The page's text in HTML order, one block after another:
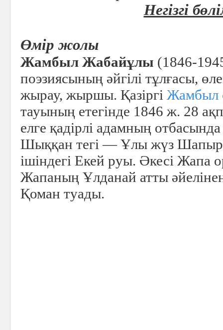
Негізгі
Өмір жолы
Жамбыл Жабайұлы (1846-
поэзиясының әйгілі тұлғасы,
жырау, жыршы. Қазіргі Жамбыл
тауының етегінде 1846 ж. 28
елге қадірлі адамның
Шыққан тегі — Ұлы жүз
ішіндегі Екей руы. Әкесі Жапа
Жапаның Ұлданай атты
Қоман туады.